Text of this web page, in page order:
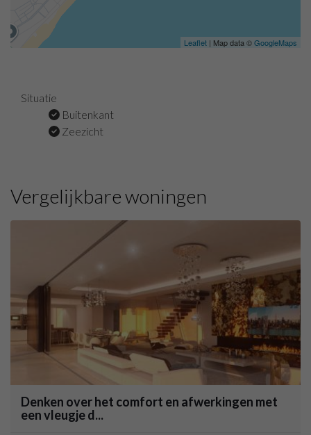
Leaflet | Map data ©GoogleMaps
Situatie
Buitenkant
Zeezicht
Vergelijkbare woningen
Denken over het comfort en afwerkingen met
een vleugje d...